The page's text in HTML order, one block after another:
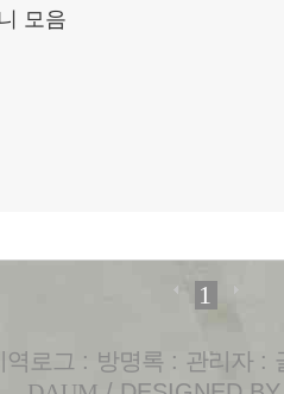
모음
1
역로그 : 방명록 : 관리자 :